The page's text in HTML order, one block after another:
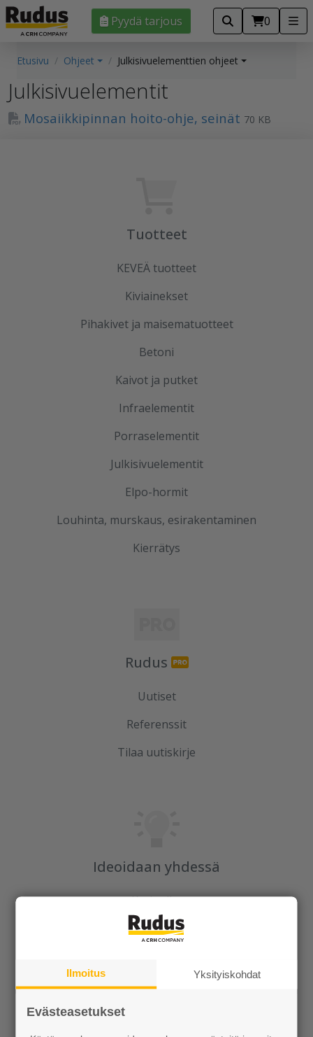
Pyydä tarjous 0
Etusivu Ohjeet Julkisivuelementtien ohjeet
Julkisivuelementit
Mosaiikkipinnan hoito-ohje, seinät 70 KB
Tuotteet
KEVEÄ tuotteet
Kiviainekset
Pihakivet ja maisematuotteet
Betoni
Kaivot ja putket
Infraelementit
Porraselementit
Julkisivuelementit
Elpo-hormit
Louhinta, murskaus, esirakentaminen
Kierrätys
Rudus
Uutiset
Referenssit
Tilaa uutiskirje
Ideoidaan yhdessä
Kotipolku
Kotipolku blogi
Ilmoitus Yksityiskohdat
Evästeasetukset